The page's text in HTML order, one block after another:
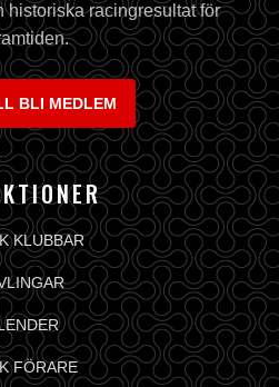
historiska racingresultat för
BLI MEDLEM
KLUBBAR
FÖRARE